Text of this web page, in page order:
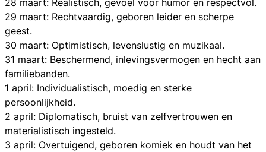
28 maart: Realistisch, gevoel voor humor en respectvol.
29 maart: Rechtvaardig, geboren leider en scherpe
geest.
30 maart: Optimistisch, levenslustig en muzikaal.
31 maart: Beschermend, inlevingsvermogen en hecht aan
familiebanden.
1 april: Individualistisch, moedig en sterke
persoonlijkheid.
2 april: Diplomatisch, bruist van zelfvertrouwen en
materialistisch ingesteld.
3 april: Overtuigend, geboren komiek en houdt van het